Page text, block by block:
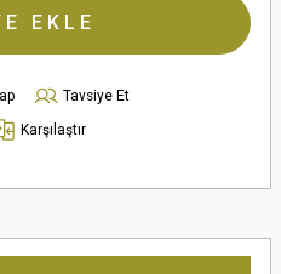
EKLE
Tavsiye Et
Karşılaştır